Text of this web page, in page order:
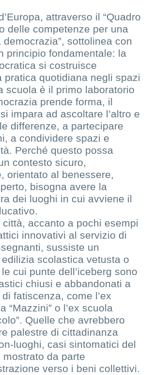
attraverso il “Quadro
delle competenze per una
democrazia”, sottolinea con
principio fondamentale: la
si costruisce
pratica quotidiana negli spazi
scuola è il primo laboratorio
prende forma, il
impara ad ascoltare l’altro e
differenze, a partecipare
a condividere spazi e
Perché questo possa
contesto sicuro,
orientato al benessere,
bisogna avere la
dei luoghi in cui avviene il
città, accanto a pochi esempi
innovativi al servizio di
sussiste un
scolastica vetusta o
cui punte dell’iceberg sono
chiusi e abbandonati a
di fatiscenza, come l’ex
“Mazzini” o l’ex scuola
Quelle che avrebbero
palestre di cittadinanza
luoghi, casi sintomatici del
da parte
verso i beni collettivi.